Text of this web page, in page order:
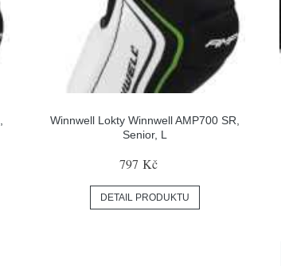
Winnwell Lokty Winnwell AMP700 SR,
Senior, L
797 Kč
DETAIL PRODUKTU